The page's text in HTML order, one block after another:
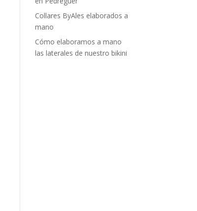
Collares ByAles elaborados a
mano
Cómo elaboramos a mano
las laterales de nuestro bikini